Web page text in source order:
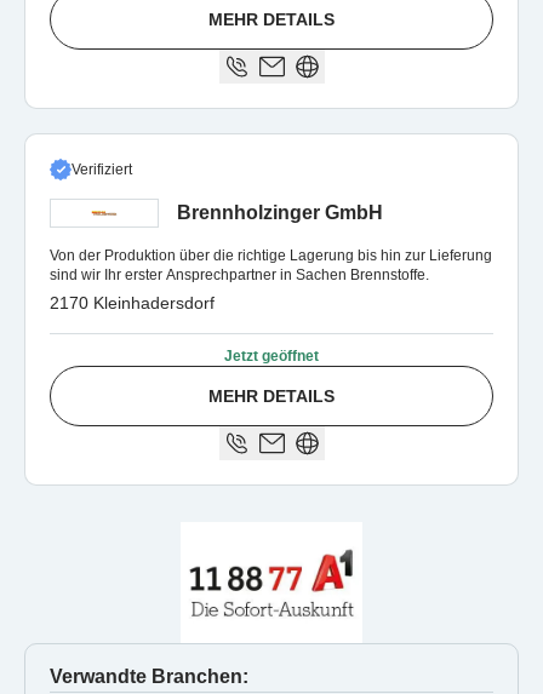
MEHR DETAILS
Verifiziert
Brennholzinger GmbH
Von der Produktion über die richtige Lagerung bis hin zur Lieferung
sind wir Ihr erster Ansprechpartner in Sachen Brennstoffe.
2170 Kleinhadersdorf
Jetzt geöffnet
MEHR DETAILS
Verwandte Branchen: